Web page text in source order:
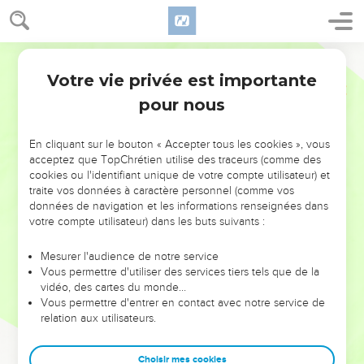
NE MANQUEZ PAS L’ÉVÉNEMENT
DE L’ANNÉE !
ET SI LEURS ERREURS POUVAIENT VOUS ÉVITER LES
VOTRES ?
leur foi ou leur vision. Mais on voit moins les doutes, les erreurs
et les saisons difficiles qu'ils ont traversés, alors même que ce
sont elles qui les ont façonnés.
Dans cette conférence, leaders, entrepreneurs, et responsables
clés pour avancer avec plus de sagesse afin que leurs erreurs
Votre vie privée est importante
pour nous
En cliquant sur le bouton « Accepter tous les cookies », vous
acceptez que TopChrétien utilise des traceurs (comme des
cookies ou l'identifiant unique de votre compte utilisateur) et
traite vos données à caractère personnel (comme vos
données de navigation et les informations renseignées dans
votre compte utilisateur) dans les buts suivants :
Mesurer l'audience de notre service
Vous permettre d'utiliser des services tiers tels que de la
vidéo, des cartes du monde…
Vous permettre d'entrer en contact avec notre service de
relation aux utilisateurs.
Choisir mes cookies